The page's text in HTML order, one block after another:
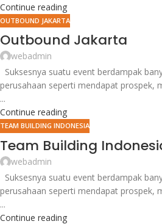
Continue reading
OUTBOUND JAKARTA
Outbound Jakarta
webadmin
Suksesnya suatu event berdampak
perusahaan seperti mendapat prospek,
...
Continue reading
TEAM BUILDING INDONESIA
Team Building
webadmin
Suksesnya suatu event berdampak
perusahaan seperti mendapat prospek,
...
Continue reading